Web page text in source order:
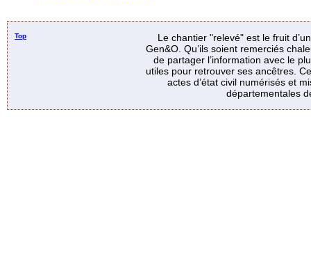
Top
Le chantier "relevé" est le fruit
Gen&O. Qu’ils soient remerciés
de partager l’information avec le
utiles pour retrouver ses ancêtres.
actes d’état civil numérisés et
départementales